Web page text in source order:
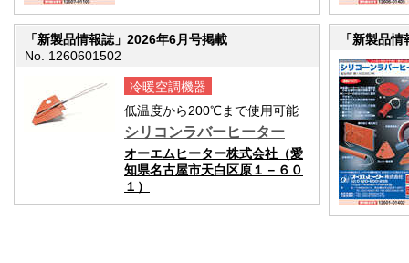
「新製品情報誌」2026年6月号掲載
No. 1260601502
冷暖空調機器
低温度から200℃まで使用可能
シリコンラバーヒーター
オーエムヒーター株式会社（愛
知県名古屋市天白区原１－６０
１）
「新製品